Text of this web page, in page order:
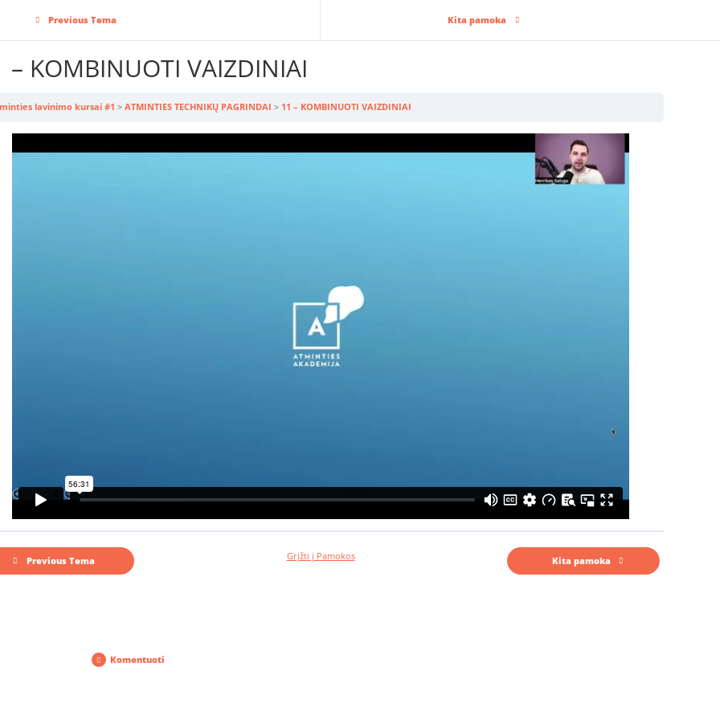
Previous Tema Kita pamoka
– KOMBINUOTI VAIZDINIAI
lavinimo kursai #1 ATMINTIES TECHNIKŲ PAGRINDAI 11 – KOMBINUOTI VAIZDINIAI
Previous Tema Grįžti į Pamokos Kita pamoka
Komentuoti